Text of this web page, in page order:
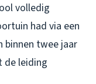
volledig
had via een
binnen twee jaar
de leiding